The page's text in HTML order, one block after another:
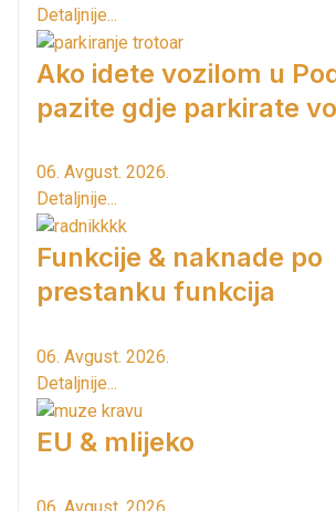
Detaljnije...
Ako idete vozilom u
pazite gdje parkirate
06. Avgust. 2026.
Detaljnije...
Funkcije & naknade po
prestanku funkcija
06. Avgust. 2026.
Detaljnije...
EU & mlijeko